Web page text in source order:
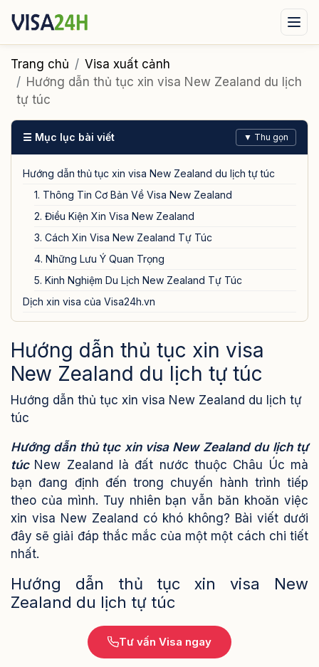
Visa xuất cảnh Visa nhập cảnh
Tin tức
Tư vấn ngay qua Zalo
Trang chủ
Visa xuất cảnh
Hướng dẫn thủ tục xin visa New Zealand du lịch
tự túc
☰ Mục lục bài viết ▼ Thu gọn
Hướng dẫn thủ tục xin visa New Zealand du lịch tự túc
1. Thông Tin Cơ Bản Về Visa New Zealand
2. Điều Kiện Xin Visa New Zealand
3. Cách Xin Visa New Zealand Tự Túc
4. Những Lưu Ý Quan Trọng
5. Kinh Nghiệm Du Lịch New Zealand Tự Túc
Dịch xin visa của Visa24h.vn
Hướng dẫn thủ tục xin visa
New Zealand du lịch tự túc
Hướng dẫn thủ tục xin visa New Zealand du lịch tự
túc
Hướng dẫn thủ tục xin visa New Zealand du lịch tự
túc New Zealand là đất nước thuộc Châu Úc mà
bạn đang định đến trong chuyến hành trình tiếp
theo của mình. Tuy nhiên bạn vẫn băn khoăn việc
xin visa New Zealand có khó không? Bài viết dưới
đây sẽ giải đáp thắc mắc của một một cách chi tiết
nhất.
Hướng dẫn thủ tục xin visa New
Zealand du lịch tự túc
Tư vấn Visa ngay